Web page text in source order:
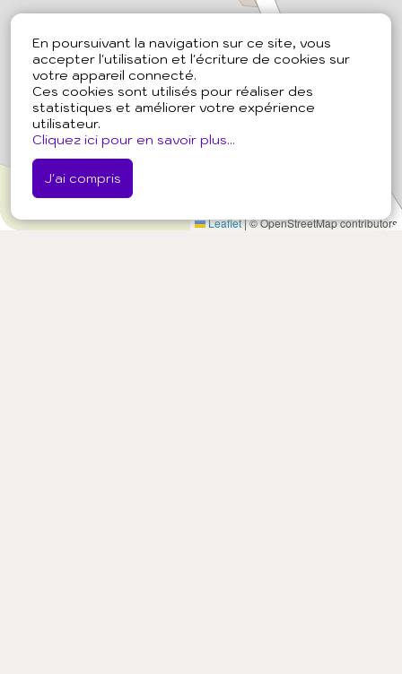
En poursuivant la navigation sur ce site, vous
accepter l'utilisation et l'écriture de cookies sur
votre appareil connecté.
Ces cookies sont utilisés pour réaliser des
statistiques et améliorer votre expérience
utilisateur.
Cliquez ici pour en savoir plus...
J'ai compris
Leaflet|© OpenStreetMap contributors